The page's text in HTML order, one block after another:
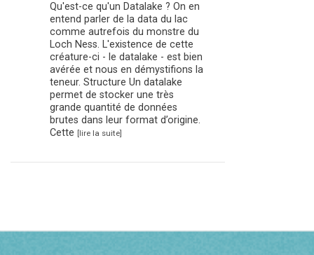
Qu'est-ce qu'un Datalake ? On en
entend parler de la data du lac
comme autrefois du monstre du
Loch Ness. L'existence de cette
créature-ci - le datalake - est bien
avérée et nous en démystifions la
teneur. Structure Un datalake
permet de stocker une très
grande quantité de données
brutes dans leur format d’origine.
Cette [lire la suite]